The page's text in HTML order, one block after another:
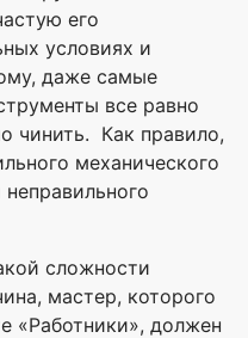
его
условиях и
даже самые
все равно
чинить. Как правило,
механического
сложности
мастер, которого
«Работники», должен